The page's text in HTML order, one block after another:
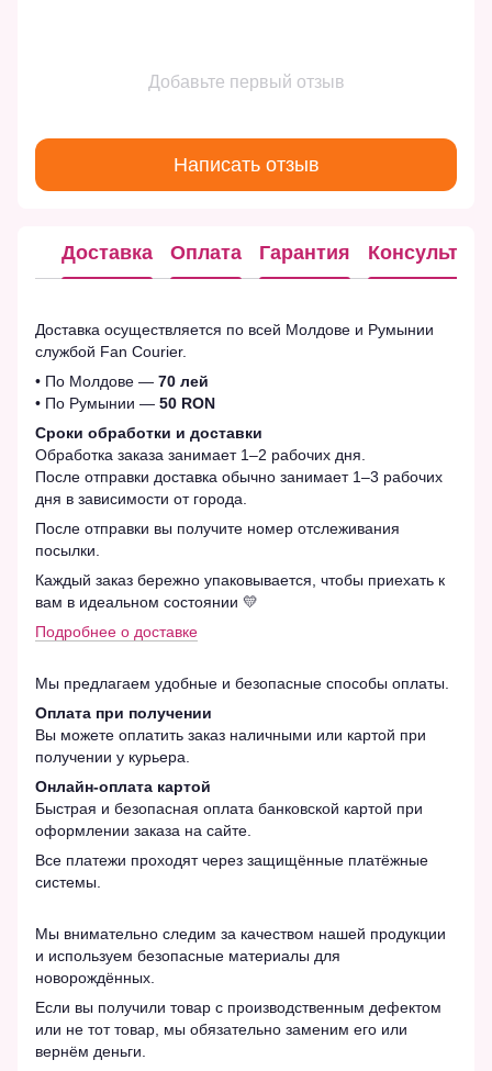
Добавьте первый отзыв
Написать отзыв
Доставка Оплата Гарантия
Доставка осуществляется по всей Молдове и Румынии
службой Fan Courier.
• По Молдове — 70 лей
• По Румынии — 50 RON
Сроки обработки и доставки
Обработка заказа занимает 1–2 рабочих дня.
После отправки доставка обычно занимает 1–3 рабочих
дня в зависимости от города.
После отправки вы получите номер отслеживания
посылки.
Каждый заказ бережно упаковывается, чтобы приехать к
вам в идеальном состоянии 💛
Подробнее о доставке
Мы предлагаем удобные и безопасные способы оплаты.
Оплата при получении
Вы можете оплатить заказ наличными или картой при
получении у курьера.
Онлайн-оплата картой
Быстрая и безопасная оплата банковской картой при
оформлении заказа на сайте.
Все платежи проходят через защищённые платёжные
системы.
Мы внимательно следим за качеством нашей продукции
и используем безопасные материалы для
новорождённых.
Если вы получили товар с производственным дефектом
или не тот товар, мы обязательно заменим его или
вернём деньги.